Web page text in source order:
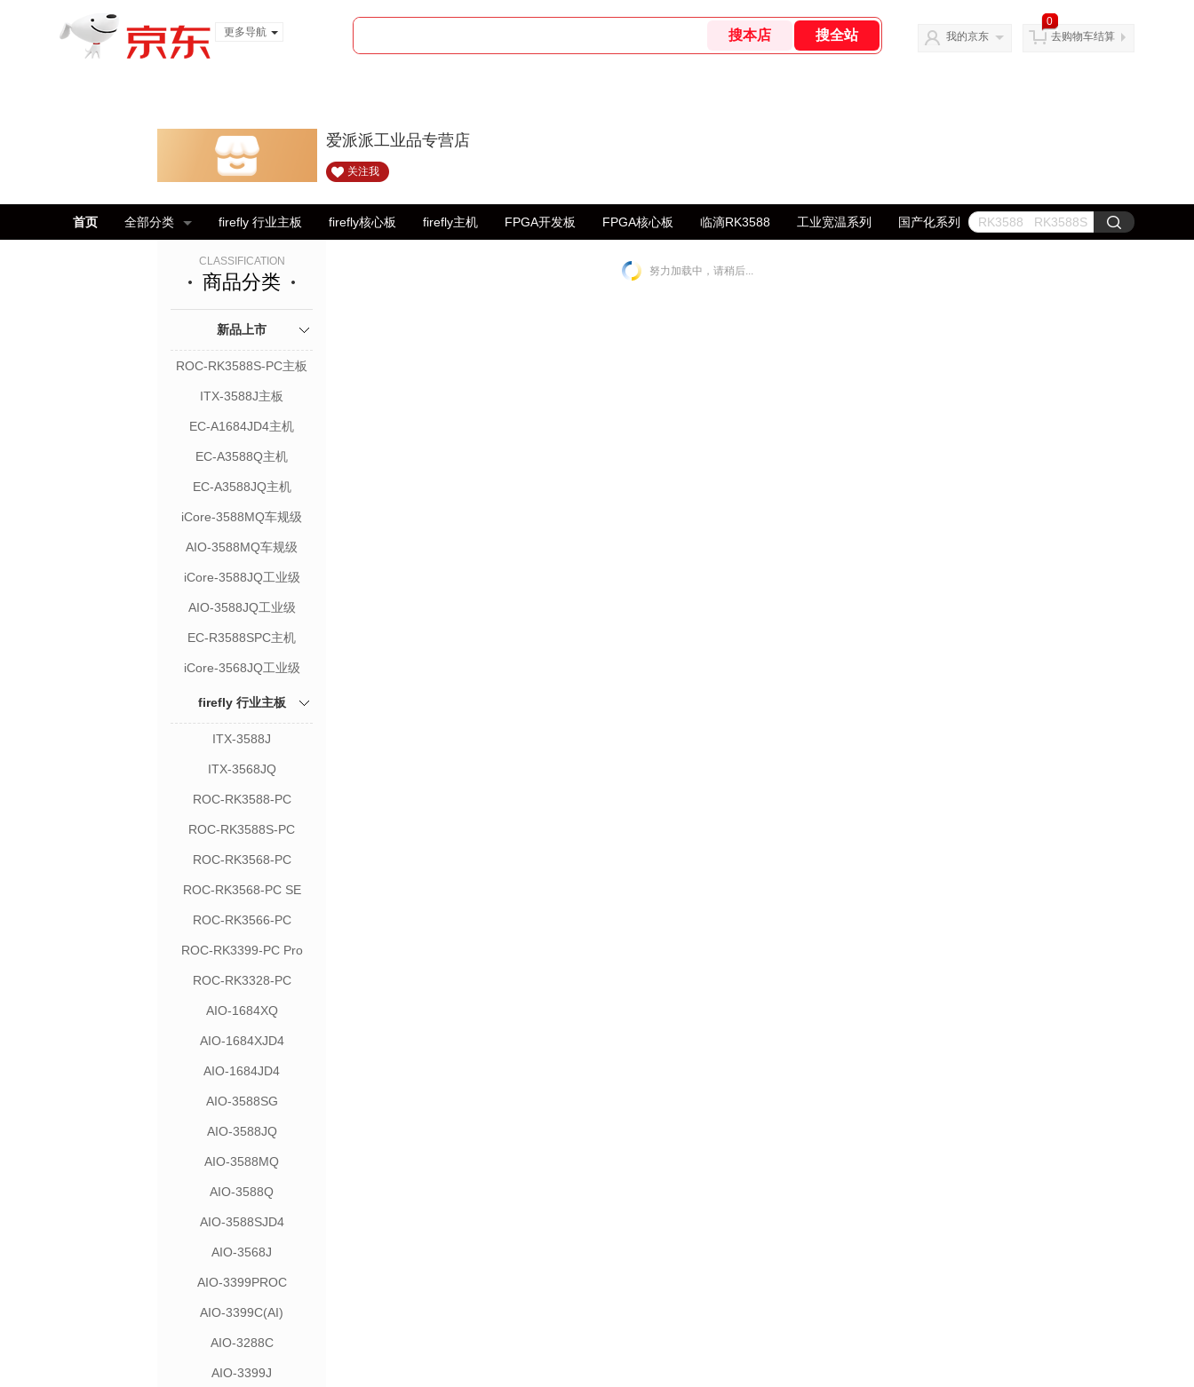
更多导航
我的京东
0
去购物车结算
爱派派工业品专营店
关注我
首页 全部分类 firefly 行业主板 firefly核心板 firefly主机 FPGA开发板 FPGA核心板 临滴RK3588 工业宽温系列 国产化系列
CLASSIFICATION
商品分类
新品上市
ROC-RK3588S-PC主板
ITX-3588J主板
EC-A1684JD4主机
EC-A3588Q主机
EC-A3588JQ主机
iCore-3588MQ车规级
AIO-3588MQ车规级
iCore-3588JQ工业级
AIO-3588JQ工业级
EC-R3588SPC主机
iCore-3568JQ工业级
firefly 行业主板
ITX-3588J
ITX-3568JQ
ROC-RK3588-PC
ROC-RK3588S-PC
ROC-RK3568-PC
ROC-RK3568-PC SE
ROC-RK3566-PC
ROC-RK3399-PC Pro
ROC-RK3328-PC
AIO-1684XQ
AIO-1684XJD4
AIO-1684JD4
AIO-3588SG
AIO-3588JQ
AIO-3588MQ
AIO-3588Q
AIO-3588SJD4
AIO-3568J
AIO-3399PROC
AIO-3399C(AI)
AIO-3288C
AIO-3399J
努力加载中，请稍后...